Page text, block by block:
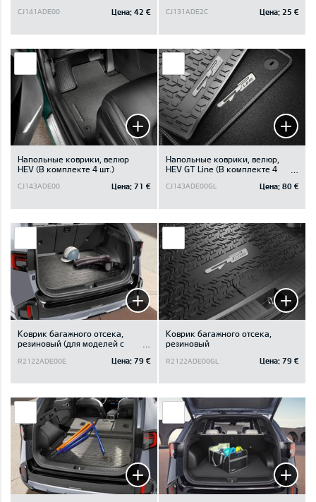
CJ141ADE00 Цена: 42 € CJ131ADE2C Цена: 25 €
Напольные коврики, велюр
HEV (В комплекте 4 шт.)
CJ143ADE00 Цена: 71 €
Напольные коврики, велюр,
HEV GT Line (В комплекте 4
CJ143ADE00GL Цена: 80 €
Коврик багажного отсека,
резиновый (для моделей с
багажного отсека)
R2122ADE00E Цена: 79 €
Коврик багажного отсека,
резиновый
R2122ADE00GL Цена: 79 €